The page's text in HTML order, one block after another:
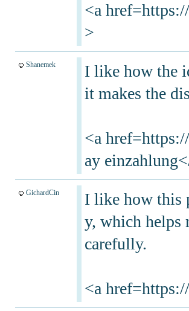
<a
>
Shanemek
I like how the
it makes the
<a
ay
GichardCin
I like how this
y, which helps
carefully.
<a